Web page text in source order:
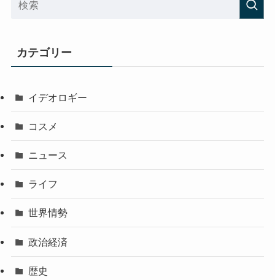
カテゴリー
イデオロギー
コスメ
ニュース
ライフ
世界情勢
政治経済
歴史